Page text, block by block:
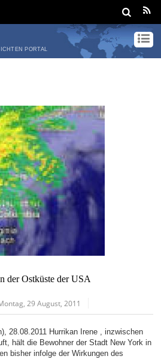
PORTAL
der Ostküste der USA
29 August, 2011
28.08.2011 Hurrikan Irene , inzwischen
hält die Bewohner der Stadt New York in
bisher infolge der Wirkungen des